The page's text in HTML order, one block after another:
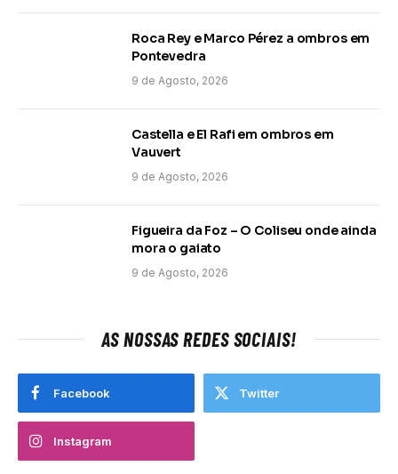
Roca Rey e Marco Pérez a ombros em
Pontevedra
9 de Agosto, 2026
Castella e El Rafi em ombros em
Vauvert
9 de Agosto, 2026
Figueira da Foz – O Coliseu onde ainda
mora o gaiato
9 de Agosto, 2026
AS NOSSAS REDES SOCIAIS!
Facebook Twitter
Instagram